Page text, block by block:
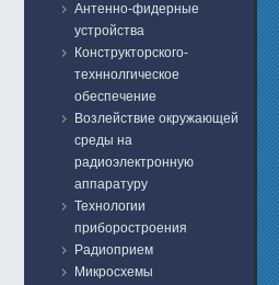
Антенно-фидерные
устройства
Конструкторского-
техннолгическое
обеспечение
Возлействие окружающей
среды на
радиоэлектронную
аппаратуру
Технологии
приборостроения
Радиоприем
Микросхемы